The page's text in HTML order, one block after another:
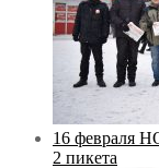
16 февраля
2 пикета